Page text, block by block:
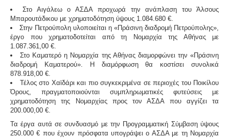
Στο Αιγάλεω ο ΑΣΔΑ προχωρά την ανάπλαση του Άλσους
Μπαρουτάδικου με χρηματοδότηση ύψους 1.084.680 €.
Στην Πετρούπολη υλοποιείται η «Πράσινη διαδρομή Πετρούπολης»,
έργο που χρηματοδοτείται από τη Νομαρχία της Αθήνας με
1.087.361,00 €.
Στο Καματερό η Νομαρχία της Αθήνας διαμορφώνει την «Πράσινη
διαδρομή Καματερού». Η διαμόρφωση θα κοστίσει συνολικά
878.918,00 €.
Τέλος στο Χαϊδάρι και πιο συγκεκριμένα σε περιοχές του Ποικίλου
Όρους, πραγματοποιούνται συμπληρωματικές φυτεύσεις με
χρηματοδότηση της Νομαρχίας προς τον ΑΣΔΑ που αγγίζει τα
200.000,00 €.
Τα έργα αυτά σε συνδυασμό με την Προγραμματική Σύμβαση ύψους
250.000 € που έχουν πρόσφατα υπογράψει ο ΑΣΔΑ με τη Νομαρχία